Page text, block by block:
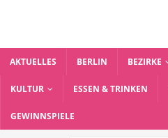
AKTUELLES BERLIN BEZIRKE
KULTUR ESSEN & TRINKEN
GEWINNSPIELE